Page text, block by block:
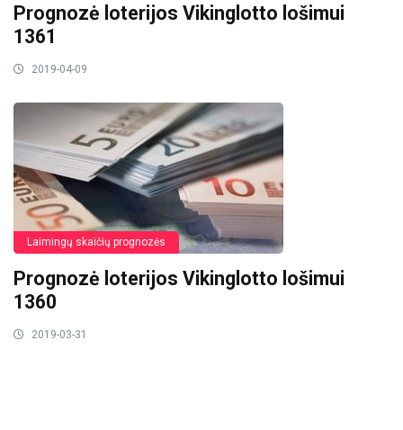
Prognozė loterijos Vikinglotto lošimui
1361
2019-04-09
Laimingų skaičių prognozės
Prognozė loterijos Vikinglotto lošimui
1360
2019-03-31